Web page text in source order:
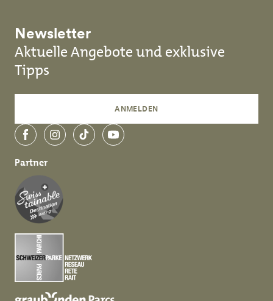
Newsletter
Aktuelle Angebote und exklusive
Tipps
ANMELDEN
FacebookInstagramTikTokYouTube
Partner